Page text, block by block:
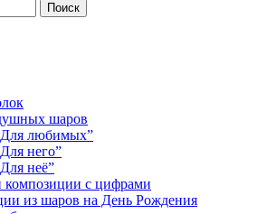
Поиск
шаров
любимых”
него”
неё”
с цифрами
из шаров на День Рождения